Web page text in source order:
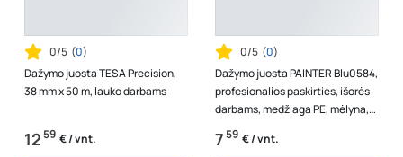
0/5 (0)
Dažymo juosta TESA Precision,
38 mm x 50 m, lauko darbams
1259 € / vnt.
0/5 (0)
Dažymo juosta PAINTER Blu0584,
profesionalios paskirties, išorės
darbams, medžiaga PE, mėlyna,
48mmx50m
759 € / vnt.